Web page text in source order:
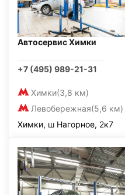
Автосервис Химки
+7 (495) 989-21-31
Химки(3,8 км)
Левобережная(5,6 км)
Химки, ш Нагорное, 2к7